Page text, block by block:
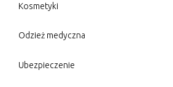
Kosmetyki
Odzież medyczna
Ubezpieczenie